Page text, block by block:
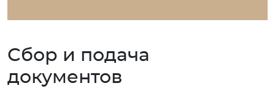
Сбор и подача
документов